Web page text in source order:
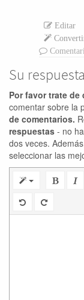
Editar
Su respuesta
Por favor trate
comentar sobre la
de comentarios.
respuestas - no
dos veces.
seleccionar las